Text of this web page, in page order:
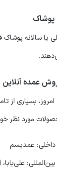
پوشاک
یا سالانه پوشاک
عمده آنلاین
بسیاری از
مورد نظر
عمدیسم
علی‌بابا،